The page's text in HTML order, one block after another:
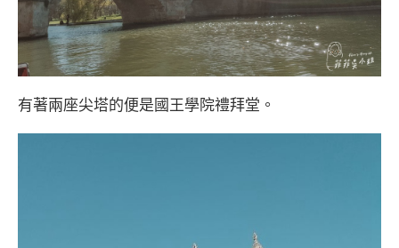
有著兩座尖塔的便是國王學院禮拜堂。